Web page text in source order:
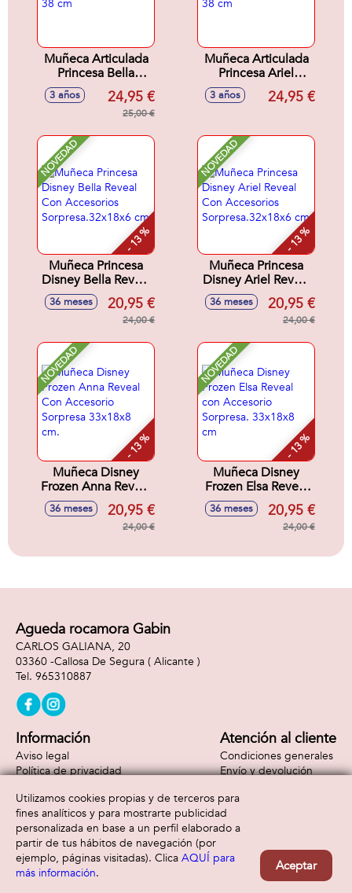
Muñeca Articulada
Princesa Bella
Disney 38 cm
3 años 24,95 €
25,00 €
Muñeca Articulada
Princesa Ariel
Disney 38 cm
3 años 24,95 €
NOVEDAD
- 13 %
Muñeca Princesa
Disney Bella Reveal
Con Accesorios
Sorpresa.32x18x6
36 meses 20,95 €
24,00 €
NOVEDAD
- 13 %
Muñeca Princesa
Disney Ariel Reveal
Con Accesorios
Sorpresa.32x18x6
36 meses 20,95 €
24,00 €
NOVEDAD
- 13 %
Muñeca Disney
Frozen Anna Reveal
Con Accesorio
Sorpresa 33x18x8
36 meses 20,95 €
24,00 €
NOVEDAD
- 13 %
Muñeca Disney
Frozen Elsa Reveal
con Accesorio
Sorpresa. 33x18x8
36 meses 20,95 €
24,00 €
Agueda rocamora Gabin
CARLOS GALIANA, 20
03360 -Callosa De Segura ( Alicante )
965310887
Información
Aviso legal
Política de privacidad
Atención al cliente
Condiciones generales
Envío y devolución
Formas de pago
Utilizamos cookies propias y de terceros para
fines analíticos y para mostrarte publicidad
personalizada en base a un perfil elaborado a
partir de tus hábitos de navegación (por
ejemplo, páginas visitadas). Clica AQUÍ para
más información. Aceptar